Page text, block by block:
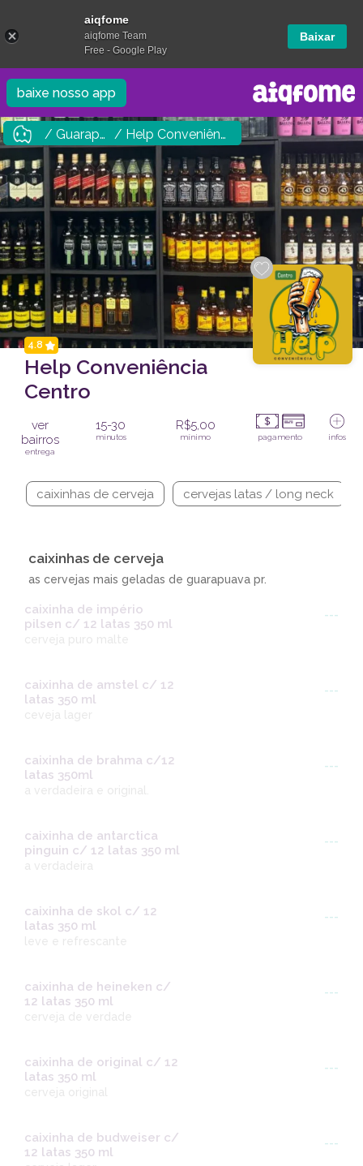
baixe nosso app
/ Guarapuava / Help Conveniência Centro
4.8
Help Conveniência
Centro
ver
bairros
entrega
15-30
minutos
R$5,00
mínimo pagamento infos
caixinhas de cerveja cervejas latas / long neck
caixinhas de cerveja
as cervejas mais geladas de guarapuava pr.
caixinha de império
pilsen c/ 12 latas 350 ml
---
cerveja puro malte
caixinha de amstel c/ 12
latas 350 ml
---
ceveja lager
caixinha de brahma c/12
latas 350ml
---
caixinha de antarctica
pinguin c/ 12 latas 350 ml
---
caixinha de skol c/ 12
latas 350 ml
---
leve e refrescante
caixinha de heineken c/
12 latas 350 ml
---
cerveja de verdade
caixinha de original c/ 12
latas 350 ml
---
cerveja original
caixinha de budweiser c/
12 latas 350 ml
---
aiqfome
aiqfome Team
Free - Google Play
Baixar